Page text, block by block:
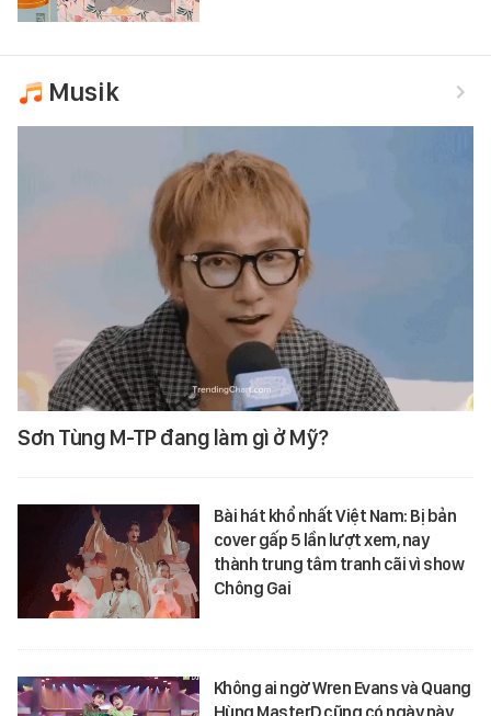
Musik
Sơn Tùng M-TP đang làm gì ở Mỹ?
Bài hát khổ nhất Việt Nam: Bị bản
cover gấp 5 lần lượt xem, nay
thành trung tâm tranh cãi vì show
Chông Gai
Không ai ngờ Wren Evans và Quang